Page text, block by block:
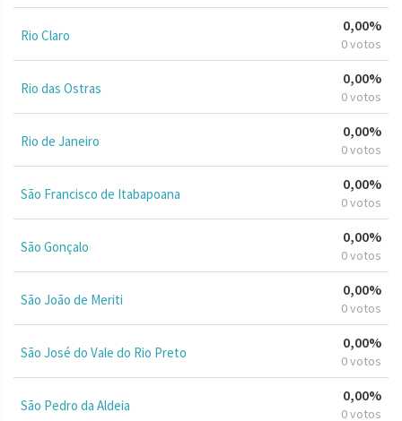
Rio Claro
0,00%
0 votos
Rio das Ostras
0,00%
0 votos
Rio de Janeiro
0,00%
0 votos
São Francisco de Itabapoana
0,00%
0 votos
São Gonçalo
0,00%
0 votos
São João de Meriti
0,00%
0 votos
São José do Vale do Rio Preto
0,00%
0 votos
São Pedro da Aldeia
0,00%
0 votos